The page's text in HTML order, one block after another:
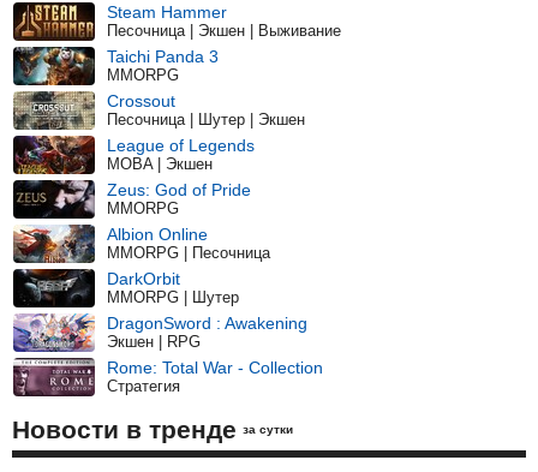
Steam Hammer
Песочница | Экшен | Выживание
Taichi Panda 3
MMORPG
Crossout
Песочница | Шутер | Экшен
League of Legends
MOBA | Экшен
Zeus: God of Pride
MMORPG
Albion Online
MMORPG | Песочница
DarkOrbit
MMORPG | Шутер
DragonSword : Awakening
Экшен | RPG
Rome: Total War - Collection
Стратегия
Новости в тренде за сутки